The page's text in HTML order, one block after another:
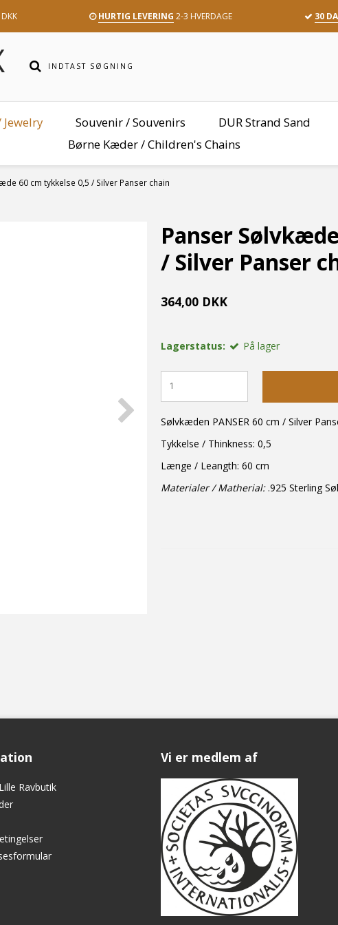
HURTIG LEVERING 2-3 HVERDAGE 30
Souvenir / Souvenirs DUR Strand Sand
Børne Kæder / Children's Chains
60 cm tykkelse 0,5 / Silver Panser chain
Panser
/ Silver Panser
364,00 DKK
Lagerstatus: På lager
Sølvkæden PANSER 60 cm / Silver
Tykkelse / Thinkness: 0,5
Længe / Leangth: 60 cm
Materialer / Matherial: .925 Sterling
Ravbutik
Vi er medlem af